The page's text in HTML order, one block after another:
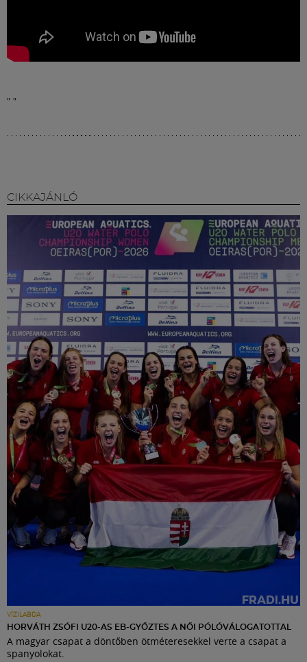
" "
CIKKAJÁNLÓ
VÍZILABDA
HORVÁTH ZSÓFI U20-AS EB-GYŐZTES A NŐI PÓLÓVÁLOGATOTTAL
A magyar csapat a döntőben ötméteresekkel verte a csapat a
spanyolokat.